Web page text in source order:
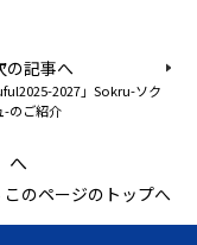
の記事へ
2027」Sokru-ソク
-のご紹介
へ
このページのトップへ